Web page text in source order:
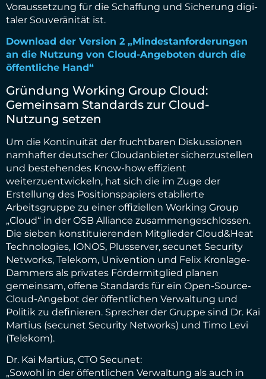
Voraussetzung für die Schaffung und Sicherung digi-
taler Souveränität ist.
Download der Version 2 „Mindestanforderungen
an die Nutzung von Cloud-Angeboten durch die
öffentliche Hand“
Gründung Working Group Cloud:
Gemeinsam Standards zur Cloud-
Nutzung setzen
Um die Kontinuität der fruchtbaren Diskussionen
namhafter deutscher Cloudanbieter sicherzustellen
und bestehendes Know-how effizient
weiterzuentwickeln, hat sich die im Zuge der
Erstellung des Positionspapiers etablierte
Arbeitsgruppe zu einer offiziellen Working Group
„Cloud“ in der OSB Alliance zusammengeschlossen.
Die sieben konstituierenden Mitglieder Cloud&Heat
Technologies, IONOS, Plusserver, secunet Security
Networks, Telekom, Univention und Felix Kronlage-
Dammers als privates Fördermitglied planen
gemeinsam, offene Standards für ein Open-Source-
Cloud-Angebot der öffentlichen Verwaltung und
Politik zu definieren. Sprecher der Gruppe sind Dr. Kai
Martius (secunet Security Networks) und Timo Levi
(Telekom).
Dr. Kai Martius, CTO Secunet:
„Sowohl in der öffentlichen Verwaltung als auch in